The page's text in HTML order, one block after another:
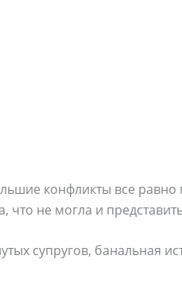
конфликты все
не могла и
супругов, банальная